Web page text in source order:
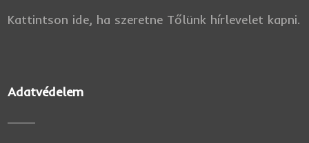
Kattintson ide, ha szeretne Tőlünk hírlevelet kapni.
Adatvédelem